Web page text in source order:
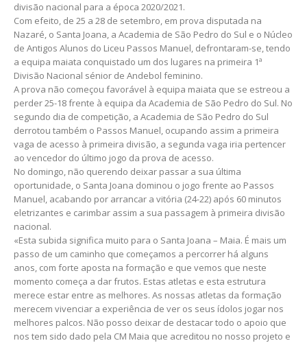
divisão nacional para a época 2020/2021.
Com efeito, de 25 a 28 de setembro, em prova disputada na
Nazaré, o Santa Joana, a Academia de São Pedro do Sul e o Núcleo
de Antigos Alunos do Liceu Passos Manuel, defrontaram-se, tendo
a equipa maiata conquistado um dos lugares na primeira 1ª
Divisão Nacional sénior de Andebol feminino.
A prova não começou favorável à equipa maiata que se estreou a
perder 25-18 frente à equipa da Academia de São Pedro do Sul. No
segundo dia de competição, a Academia de São Pedro do Sul
derrotou também o Passos Manuel, ocupando assim a primeira
vaga de acesso à primeira divisão, a segunda vaga iria pertencer
ao vencedor do último jogo da prova de acesso.
No domingo, não querendo deixar passar a sua última
oportunidade, o Santa Joana dominou o jogo frente ao Passos
Manuel, acabando por arrancar a vitória (24-22) após 60 minutos
eletrizantes e carimbar assim a sua passagem à primeira divisão
nacional.
«Esta subida significa muito para o Santa Joana – Maia. É mais um
passo de um caminho que começamos a percorrer há alguns
anos, com forte aposta na formação e que vemos que neste
momento começa a dar frutos. Estas atletas e esta estrutura
merece estar entre as melhores. As nossas atletas da formação
merecem vivenciar a experiência de ver os seus ídolos jogar nos
melhores palcos. Não posso deixar de destacar todo o apoio que
nos tem sido dado pela CM Maia que acreditou no nosso projeto e